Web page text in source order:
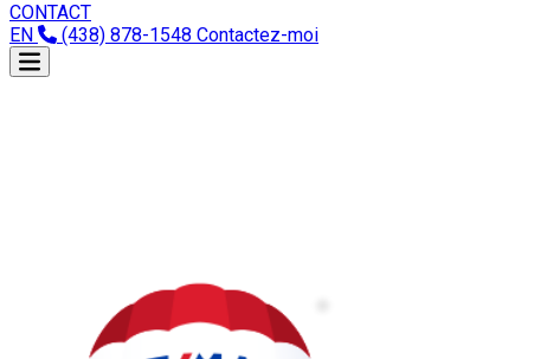
CONTACT
EN
(438) 878-1548 Contactez-moi